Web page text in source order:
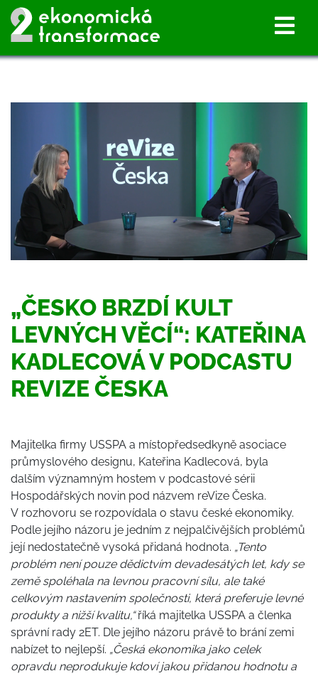
„ČESKO BRZDÍ KULT
LEVNÝCH VĚCÍ“: KATEŘINA
KADLECOVÁ V PODCASTU
REVIZE ČESKA
Majitelka firmy USSPA a místopředsedkyně asociace
průmyslového designu, Kateřina Kadlecová, byla
dalším významným hostem v podcastové sérii
Hospodářských novin pod názvem reVize Česka.
V rozhovoru se rozpovídala o stavu české ekonomiky.
Podle jejího názoru je jedním z nejpalčivějších problémů
její nedostatečně vysoká přidaná hodnota. „Tento
problém není pouze dědictvím devadesátých let, kdy se
země spoléhala na levnou pracovní sílu, ale také
celkovým nastavením společnosti, která preferuje levné
produkty a nižší kvalitu,“říká majitelka USSPA a členka
správní rady 2ET. Dle jejího názoru právě to brání zemi
nabízet to nejlepší. „Česká ekonomika jako celek
opravdu neprodukuje kdoví jakou přidanou hodnotu a